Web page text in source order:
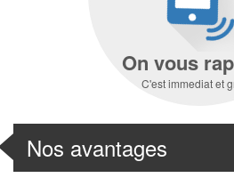
On vous
C'est immediat et
Nos avantages